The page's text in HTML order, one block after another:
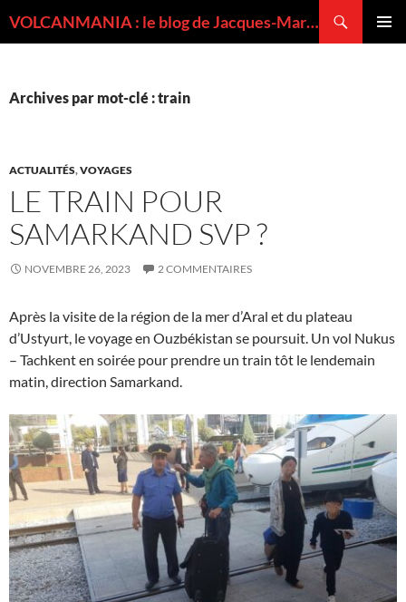
VOLCANMANIA : le blog de Jacques-Marie BARDINTZEFF, volcanologue
Archives par mot-clé : train
ACTUALITÉS,VOYAGES
LE TRAIN POUR
SAMARKAND SVP ?
NOVEMBRE 26, 2023 2 COMMENTAIRES
Après la visite de la région de la mer d’Aral et du plateau
d’Ustyurt, le voyage en Ouzbékistan se poursuit. Un vol Nukus
– Tachkent en soirée pour prendre un train tôt le lendemain
matin, direction Samarkand.